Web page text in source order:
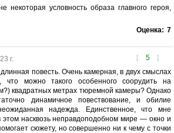
условность образа главного героя,
Оценка: 7
[ 5 ]
г.
повесть. Очень камерная, в двух смыслах
что можно такого особенного соорудить на
квадратных метрах тюремной камеры? Однако
динамичное повествование, и обилие
надежда. Единственное, что мне
этом насквозь неправдоподобном мире — окно и
сюжету, но совершенно ни к чему с точки